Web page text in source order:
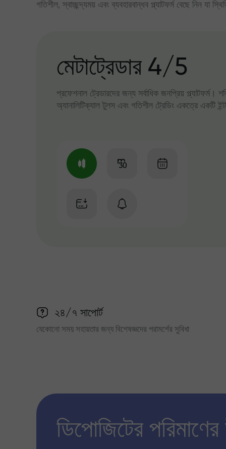
গতিশীল, স্বাচ্ছন্দ্যময় এবং ব্যবহারবান্ধব প্ল্যাটফর্ম বেছে নিন যা
মেটাট্রেডার 4/5
প্রফেশনাল ট্রেডারদের জন্য সর্বাধিক জনপ্রিয় প্ল্যাটফর্ম।
অ্যানালিটিক্যাল টুলস এবং গতিশীল ট্রেডিং একত্রে একটি
২৪/৭ সাপোর্ট
যেকোনো সময় সহায়তার জন্য বিশেষজ্ঞদের পরামর্শের সুবিধা
ডিপোজিটের